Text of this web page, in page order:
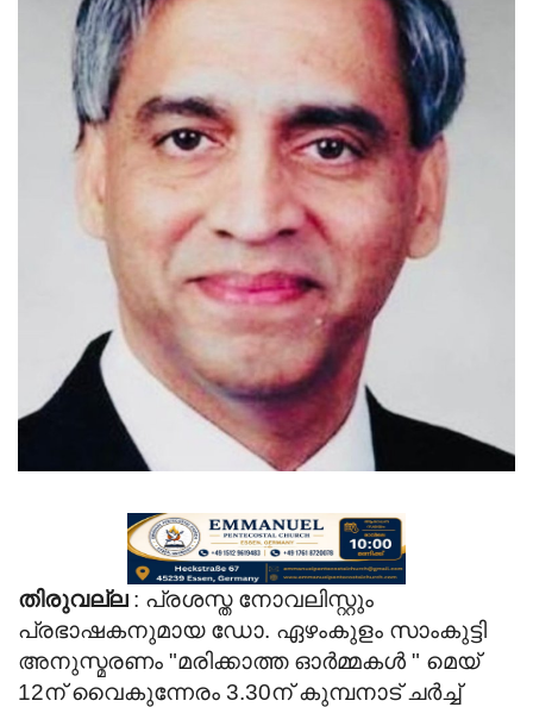
Videos
Praise & Prayers
Contact US
തിരുവല്ല: പ്രശസ്ത നോവലിസ്റ്റും
പ്രഭാഷകനുമായ ഡോ. ഏഴംകുളം സാംകുട്ടി
അനുസ്മരണം "മരിക്കാത്ത ഓർമ്മകൾ " മെയ്‌
12ന് വൈകുന്നേരം 3.30ന് കുമ്പനാട് ചർച്ച്